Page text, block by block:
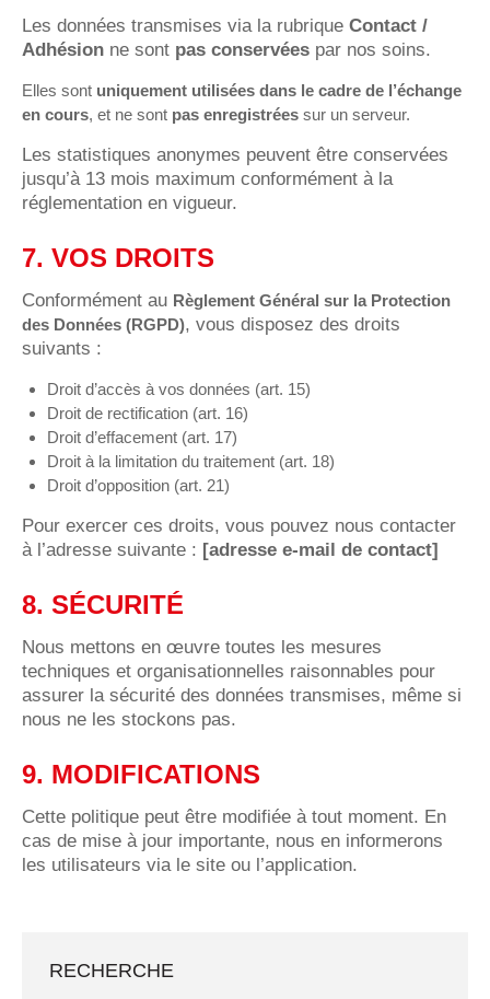
Les données transmises via la rubrique Contact /
Adhésion ne sont pas conservées par nos soins.
Elles sont uniquement utilisées dans le cadre de l’échange
en cours, et ne sont pas enregistrées sur un serveur.
Les statistiques anonymes peuvent être conservées
jusqu’à 13 mois maximum conformément à la
réglementation en vigueur.
7. VOS DROITS
Conformément au Règlement Général sur la Protection
des Données (RGPD), vous disposez des droits
suivants :
Droit d’accès à vos données (art. 15)
Droit de rectification (art. 16)
Droit d’effacement (art. 17)
Droit à la limitation du traitement (art. 18)
Droit d’opposition (art. 21)
Pour exercer ces droits, vous pouvez nous contacter
à l’adresse suivante : [adresse e-mail de contact]
8. SÉCURITÉ
Nous mettons en œuvre toutes les mesures
techniques et organisationnelles raisonnables pour
assurer la sécurité des données transmises, même si
nous ne les stockons pas.
9. MODIFICATIONS
Cette politique peut être modifiée à tout moment. En
cas de mise à jour importante, nous en informerons
les utilisateurs via le site ou l’application.
RECHERCHE